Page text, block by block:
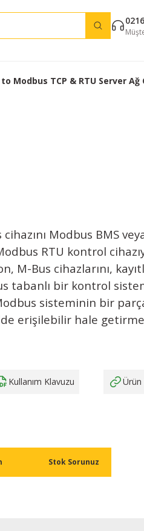
to Modbus TCP & RTU Server Ağ
Modbus BMS
RTU kontrol
M-Bus cihazlarını,
tabanlı bir kontrol
sisteminin bir
erişilebilir hale
Kullanım Klavuzu Ürün
Stok Sorunuz